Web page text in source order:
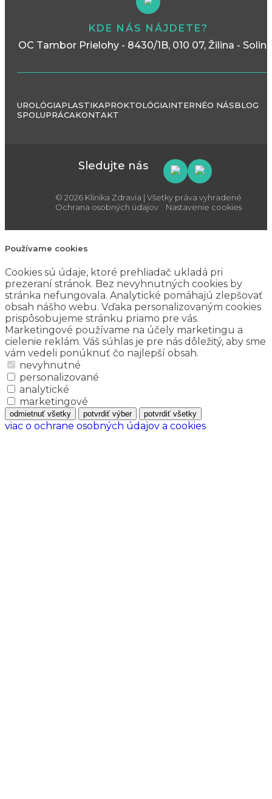
KDE NÁS NÁJDETE?
OC Tambor Prielohy - 8430/1B, 010 07, Žilina -
UROLÓGIAPLASTIKAPROKTOLÓGIAINTERNÉO NÁSBLOG
SPOLUPRÁCAKONTAKT
© 2026 Klinika Zdravia | Všetky práva vyhradené
Ochrana osobných údajov
Nastavenie cookies
Sledujte nás
Používame cookies
Cookies sú údaje, ktoré prehliadač ukladá pri
prezeraní stránok. Bez nevyhnutných cookies by
stránka nefungovala. Analytické pomáhajú zlepšovať
obsah nášho webu. Vďaka personalizovaným cookies
prispôsobujeme stránku priamo pre vás.
Marketingové používame na účely marketingu a
cielenie reklám. Váš súhlas je pre nás dôležitý, aby sme
vám vedeli ponúknuť čo najlepší obsah.
nevyhnutné
personalizované
analytické
marketingové
odmietnuť všetky potvrdiť výber potvrdiť všetky
viac o ochrane osobných údajov a cookies